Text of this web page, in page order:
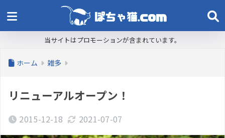
当サイトはプロモーションが含まれています。
ホーム 雑多
リニューアルオープン！
2015-12-18 2021-07-07